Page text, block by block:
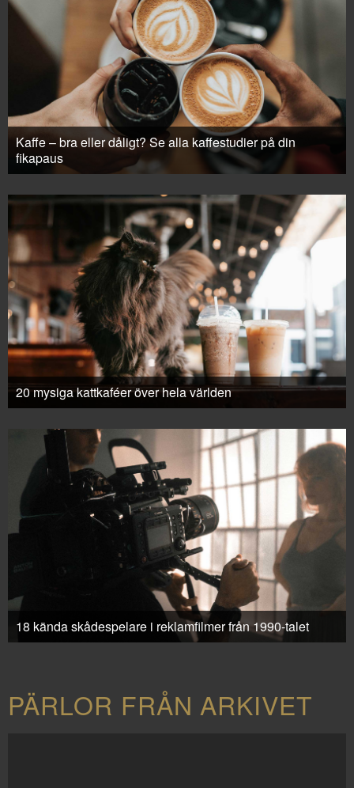
Kaffe – bra eller dåligt? Se alla kaffestudier på din
fikapaus
20 mysiga kattkaféer över hela världen
18 kända skådespelare i reklamfilmer från 1990-talet
PÄRLOR FRÅN ARKIVET